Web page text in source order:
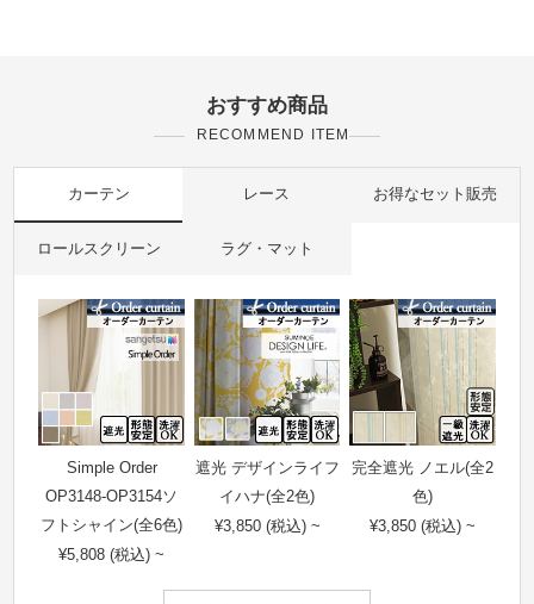
おすすめ商品
RECOMMEND ITEM
カーテン レース お得なセット販売
ロールスクリーン ラグ・マット
Simple Order
OP3148-OP3154ソ
フトシャイン(全6色)
¥5,808 (税込) ~
遮光 デザインライフ
イハナ(全2色)
¥3,850 (税込) ~
完全遮光 ノエル(全2
色)
¥3,850 (税込) ~